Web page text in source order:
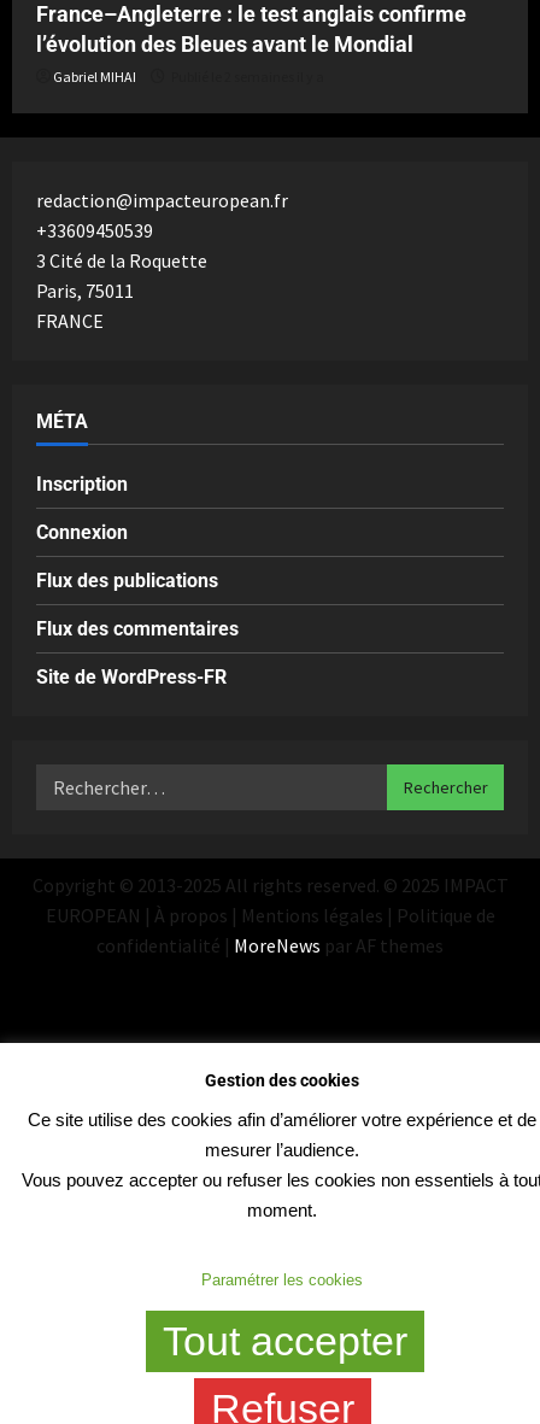
France–Angleterre : le test anglais confirme
l’évolution des Bleues avant le Mondial
Gabriel MIHAI
redaction@impacteuropean.fr
+33609450539
3 Cité de la Roquette
Paris, 75011
FRANCE
MÉTA
Inscription
Connexion
Flux des publications
Flux des commentaires
Site de WordPress-FR
Copyright © 2013-2025 All rights reserved. © 2025 IMPACT
EUROPEAN | À propos | Mentions légales | Politique de
confidentialité | MoreNews par AF themes
Gestion des cookies
Ce site utilise des cookies afin d’améliorer votre expérience et de
mesurer l’audience.
Vous pouvez accepter ou refuser les cookies non essentiels à
moment.
Paramétrer les cookies
Tout accepter
Refuser